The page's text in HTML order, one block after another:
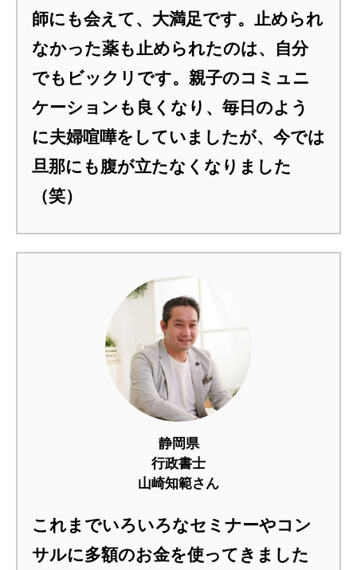
師にも会えて、大満足です。止められ
なかった薬も止められたのは、自分
でもビックリです。親子のコミュニ
ケーションも良くなり、毎日のよう
に夫婦喧嘩をしていましたが、今では
旦那にも腹が立たなくなりました
（笑）
静岡県
行政書士
山崎知範さん
これまでいろいろなセミナーやコン
サルに多額のお金を使ってきました